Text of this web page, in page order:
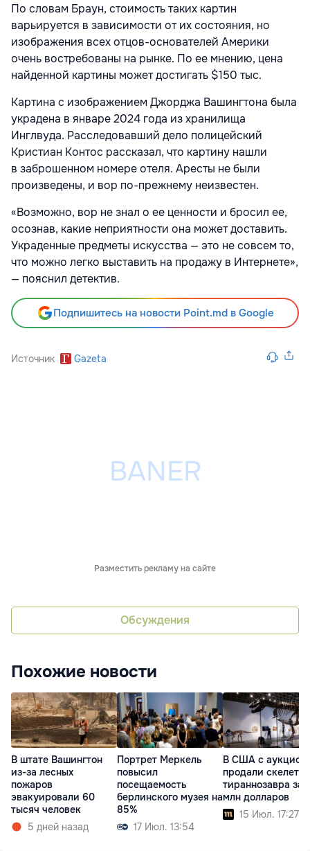
По словам Браун, стоимость таких картин
варьируется в зависимости от их состояния, но
изображения всех отцов-основателей Америки
очень востребованы на рынке. По ее мнению, цена
найденной картины может достигать $150 тыс.
Картина с изображением Джорджа Вашингтона была
украдена в январе 2024 года из хранилища
Инглвуда. Расследовавший дело полицейский
Кристиан Контос рассказал, что картину нашли
в заброшенном номере отеля. Аресты не были
произведены, и вор по-прежнему неизвестен.
«Возможно, вор не знал о ее ценности и бросил ее,
осознав, какие неприятности она может доставить.
Украденные предметы искусства — это не совсем то,
что можно легко выставить на продажу в Интернете»,
— пояснил детектив.
Подпишитесь на новости Point.md в Google
Источник Gazeta
Разместить рекламу на сайте
Обсуждения
Похожие новости
В штате Вашингтон
из-за лесных
пожаров
эвакуировали 60
тысяч человек
5 дней назад
Портрет Меркель
повысил
посещаемость
берлинского музея на
85%
17 Июл. 13:54
В США с
продали скелет
тираннозавра за
млн долларов
15 Июл. 17:27